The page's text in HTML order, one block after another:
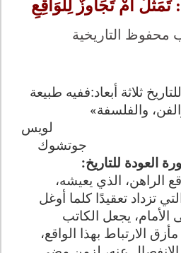
تَمَثلٌ أَمْ تَجَاوزٌ لِلوَاقِعِ
محفوظ التاريخية
ثلاثة أبعاد:ففيه طبيعة
والفلسفة»
لويس
جوتشوك
العودة للتاريخ:
الراهن، الذي يعيشه،
تزداد تعقيدًا كلما أوغل
يجعل الكاتب
الارتباط بهذا الواقع،